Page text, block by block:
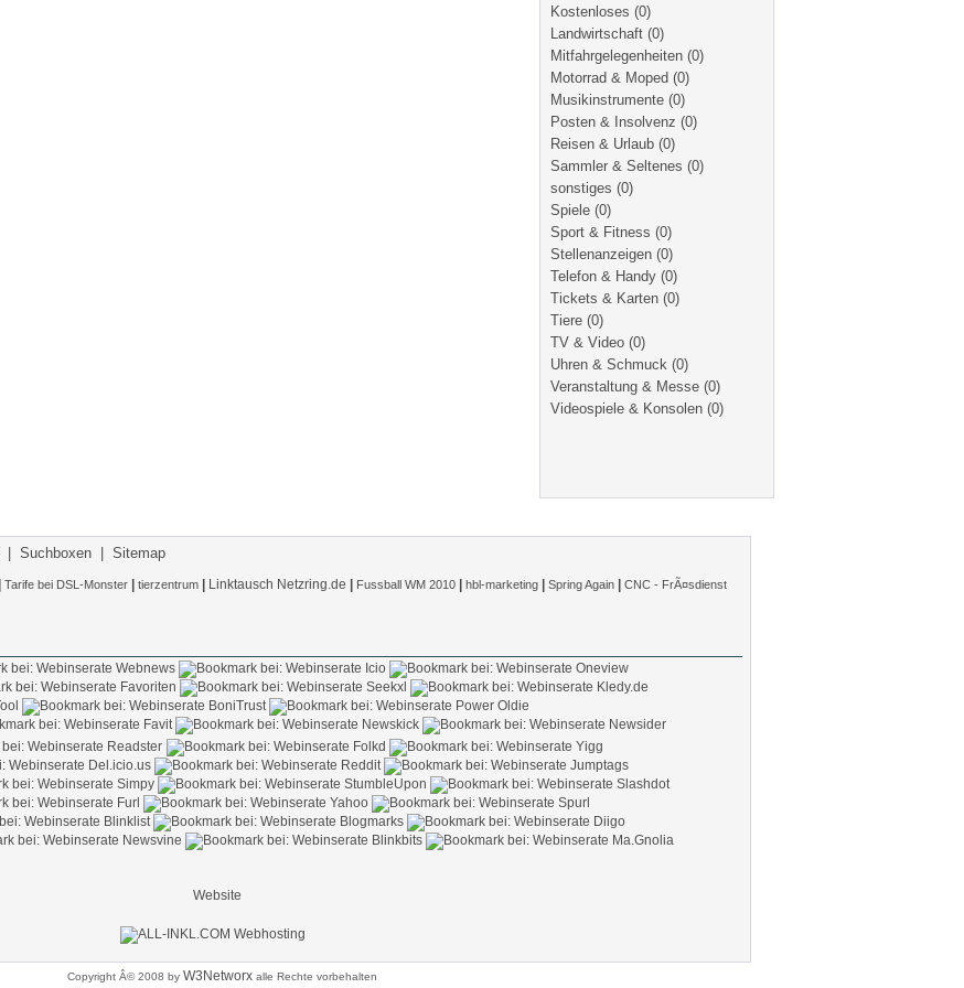
Kostenloses (0)
Landwirtschaft (0)
Mitfahrgelegenheiten (0)
Motorrad & Moped (0)
Musikinstrumente (0)
Posten & Insolvenz (0)
Reisen & Urlaub (0)
Sammler & Seltenes (0)
sonstiges (0)
Spiele (0)
Sport & Fitness (0)
Stellenanzeigen (0)
Telefon & Handy (0)
Tickets & Karten (0)
Tiere (0)
TV & Video (0)
Uhren & Schmuck (0)
Veranstaltung & Messe (0)
Videospiele & Konsolen (0)
Suchboxen Sitemap
Tarife bei DSL-Monster tierzentrum Linktausch Netzring.de Fussball WM 2010 hbl-marketing Spring Again
CNC - FrÃ¤sdienst
Copyright Â© 2008 by W3Networx alle Rechte vorbehalten